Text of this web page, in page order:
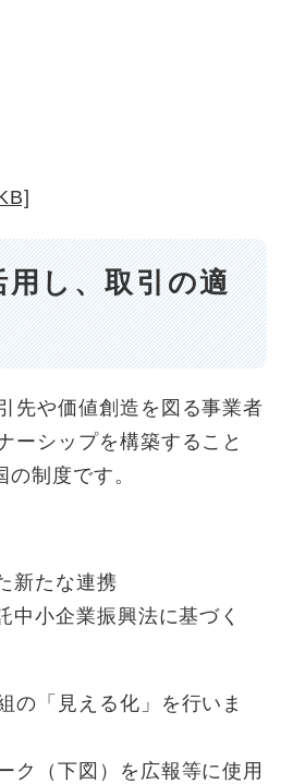
し、取引の適
先や価値創造を図る事業者
ーシップを構築すること
制度です。
新たな連携
中小企業振興法に基づく
の「見える化」を行いま
ク（下図）を広報等に使用